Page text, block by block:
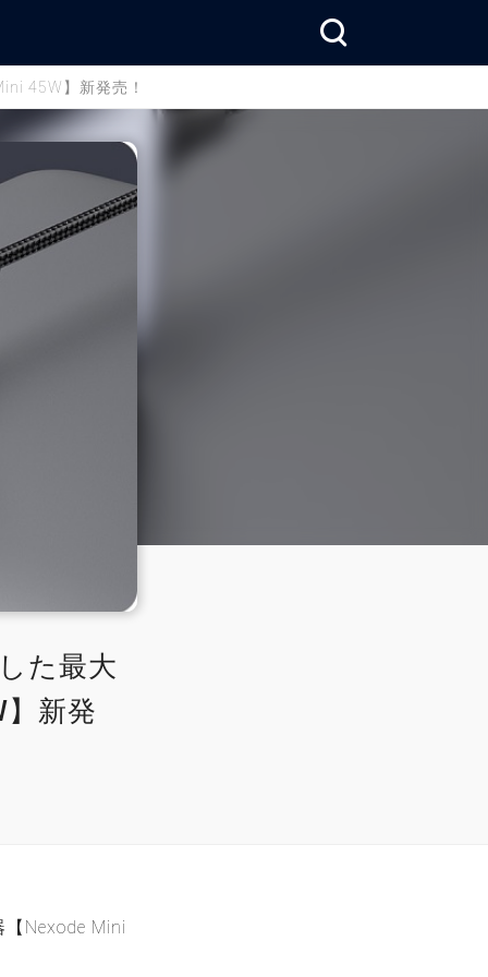
45W】新発売！
た最大
新発
Nexode Mini